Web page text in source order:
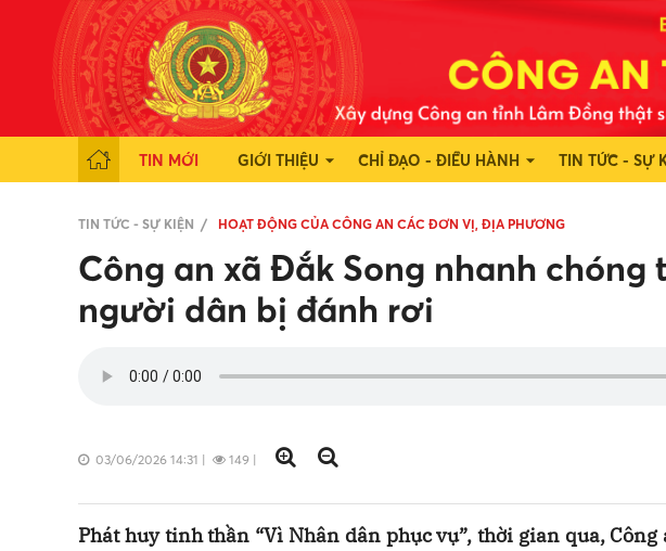
TIN MỚI GIỚI THIỆU CHỈ ĐẠO - ĐIỀU HÀNH TIN TỨC - SỰ
TIN TỨC - SỰ KIỆN HOẠT ĐỘNG CỦA CÔNG AN CÁC ĐƠN VỊ, ĐỊA PHƯƠNG
Công an xã Đắk Song nhanh chóng
người dân bị đánh rơi
03/06/2026 14:31 | 149 |
Phát huy tinh thần “Vì Nhân dân phục vụ”, thời gian qua,